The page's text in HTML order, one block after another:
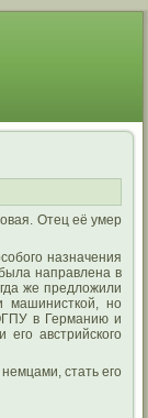
Отец её умер
назначения
направлена в
же предложили
машинисткой, но
в Германию и
австрийского
стать его